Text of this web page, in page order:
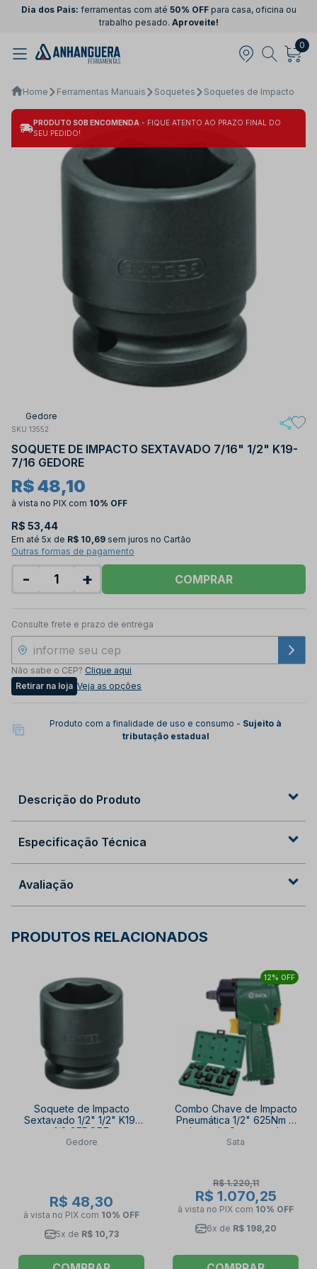
Dia dos Pais: ferramentas com até 50% OFFpara casa, oficina ou
trabalho pesado. Aproveite!
0
Home Ferramentas Manuais Soquetes Soquetes de Impacto
PRODUTO SOB ENCOMENDA - FIQUE ATENTO AO PRAZO FINAL DO
SEU PEDIDO!
Gedore
SKU 13552
SOQUETE DE IMPACTO SEXTAVADO 7/16" 1/2" K19-
7/16 GEDORE
R$ 48,10
à vista no PIX com 10% OFF
R$ 53,44
Em até 5x de R$ 10,69 sem juros no Cartão
Outras formas de pagamento
- + COMPRAR
Consulte frete e prazo de entrega
Não sabe o CEP? Clique aqui
Retirar na loja Veja as opções
Produto com a finalidade de uso e consumo - Sujeito à
tributação estadual
Descrição do Produto
Especificação Técnica
Avaliação
PRODUTOS RELACIONADOS
Soquete de Impacto
Sextavado 1/2" 1/2" K19-
1/2 GEDORE
Gedore
R$ 48,30
à vista no PIX com 10% OFF
5x de R$ 10,73
12% OFF
Combo Chave de Impacto
Pneumática 1/2" 625Nm +
Jogo de Soquete de
Impacto Sextavado 10 a
Sata
R$ 1.220,11
R$ 1.070,25
à vista no PIX com 10% OFF
6x de R$ 198,20